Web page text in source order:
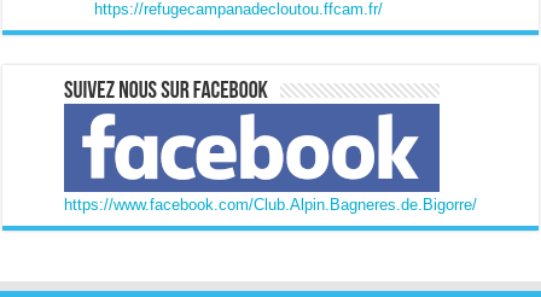
https://refugecampanadecloutou.ffcam.fr/
https://www.facebook.com/Club.Alpin.Bagneres.de.Bigorre/